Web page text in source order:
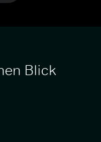
Blick